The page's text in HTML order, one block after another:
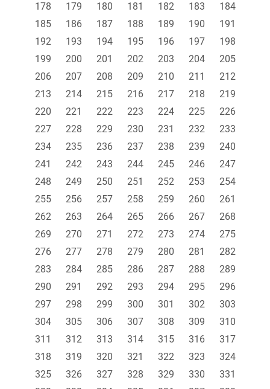
178
179 180 181 182 183
184
185
186 187 188 189 190
191
192
193 194 195 196 197
198
199
200 201 202 203 204
205
206
207 208 209 210 211
212
213
214 215 216 217 218
219
220
221 222 223 224 225
226
227
228 229 230 231 232
233
234
235 236 237 238 239
240
241
242 243 244 245 246
247
248
249 250 251 252 253
254
255
256 257 258 259 260
261
262
263 264 265 266 267
268
269
270 271 272 273 274
275
276
277 278 279 280 281
282
283
284 285 286 287 288
289
290
291 292 293 294 295
296
297
298 299 300 301 302
303
304
305 306 307 308 309
310
311
312 313 314 315 316
317
318
319 320 321 322 323
324
325
326 327 328 329 330
331